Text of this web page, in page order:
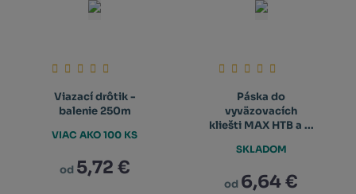
Viazací drôtik -
balenie 250m
od 5,72 €
VIAC AKO 100 KS
Páska do
vyväzovacích
kliešti MAX HTB a ...
od 6,64 €
SKLADOM